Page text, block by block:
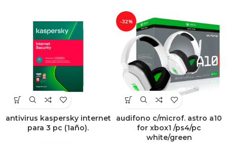
antivirus kaspersky internet
para 3 pc (1año).
-32%
audifono c/microf. astro a10
for xbox1 /ps4/pc
white/green